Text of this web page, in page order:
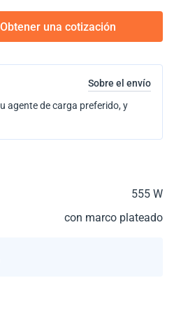
Obtener una cotización
Sobre el envío
agente de carga preferido, y
555 W
con marco plateado